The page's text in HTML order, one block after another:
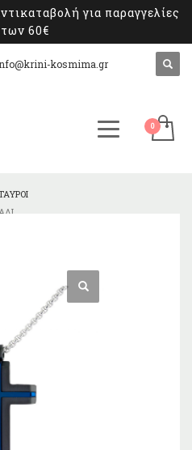
για παραγγελίες
60€
kosmima.gr